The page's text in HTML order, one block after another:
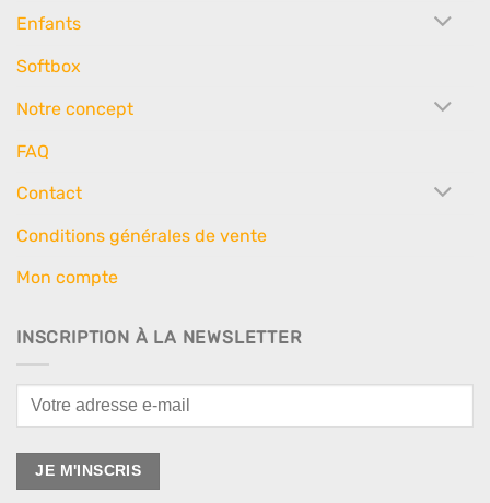
Enfants
Softbox
Notre concept
FAQ
Contact
Conditions générales de vente
Mon compte
INSCRIPTION À LA NEWSLETTER